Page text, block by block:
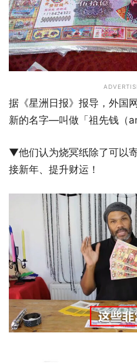
据《星洲日报》报导，外国
新的名字—叫做「祖先钱（
▼他们认为烧冥纸除了可以
接新年、提升财运！